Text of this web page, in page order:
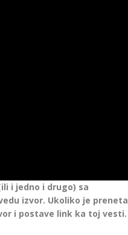
i jedno i drugo) sa
izvor. Ukoliko je preneta
i postave link ka toj vesti.